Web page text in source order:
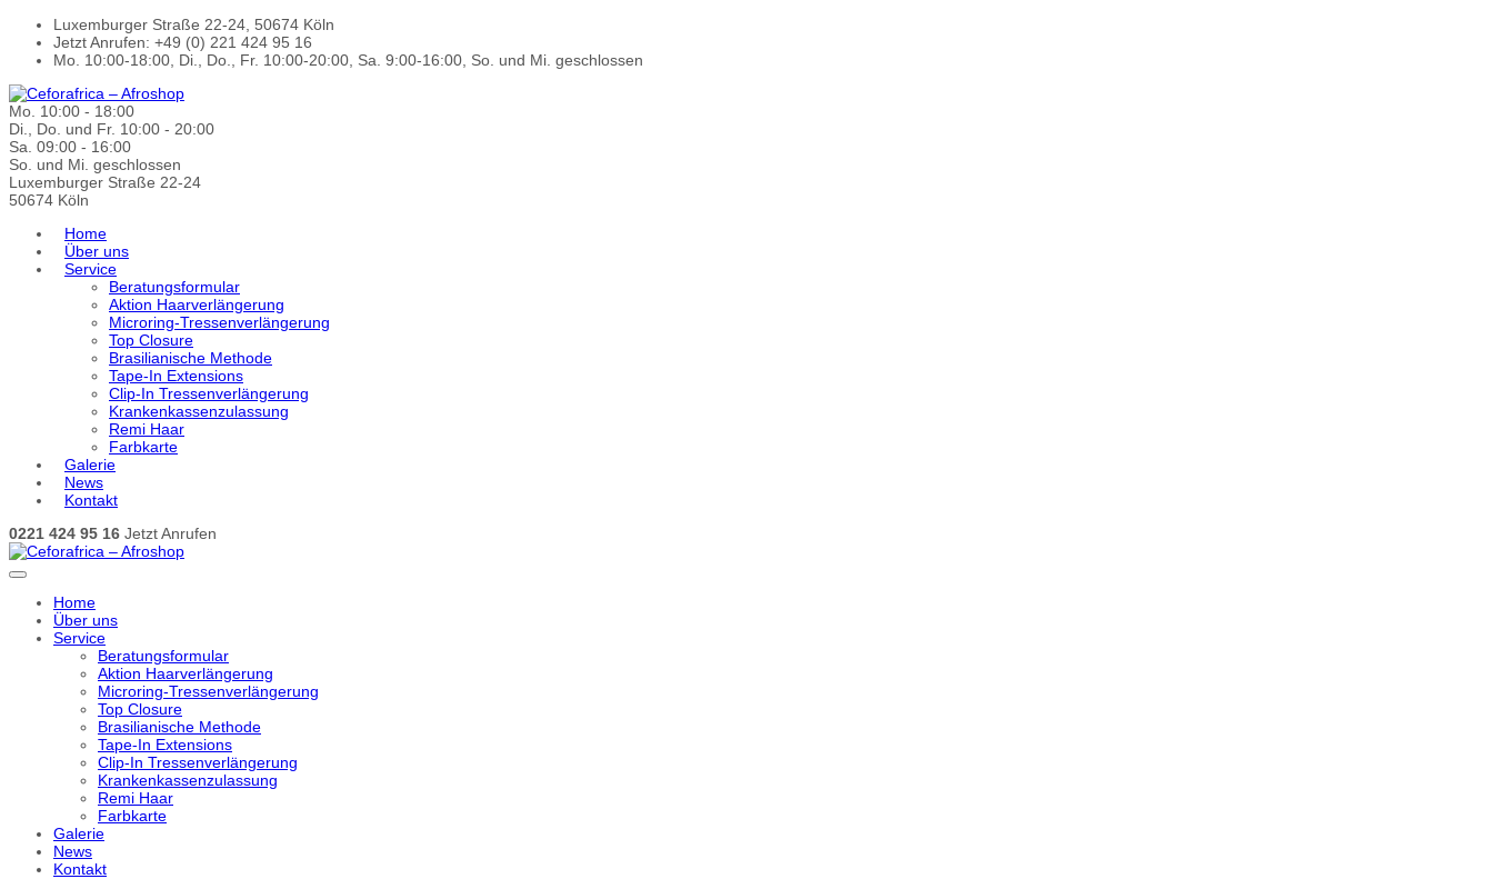
Luxemburger Straße 22-24, 50674 Köln
Jetzt Anrufen: +49 (0) 221 424 95 16
Mo. 10:00-18:00, Di., Do., Fr. 10:00-20:00, Sa. 9:00-16:00, So. und Mi. geschlossen
Mo. 10:00 - 18:00
Di., Do. und Fr. 10:00 - 20:00
Sa. 09:00 - 16:00
So. und Mi. geschlossen
Luxemburger Straße 22-24
50674 Köln
Home
Über uns
Service
Beratungsformular
Aktion Haarverlängerung
Microring-Tressenverlängerung
Top Closure
Brasilianische Methode
Tape-In Extensions
Clip-In Tressenverlängerung
Krankenkassenzulassung
Remi Haar
Farbkarte
Galerie
News
Kontakt
0221 424 95 16 Jetzt Anrufen
Home
Über uns
Service
Beratungsformular
Aktion Haarverlängerung
Microring-Tressenverlängerung
Top Closure
Brasilianische Methode
Tape-In Extensions
Clip-In Tressenverlängerung
Krankenkassenzulassung
Remi Haar
Farbkarte
Galerie
News
Kontakt